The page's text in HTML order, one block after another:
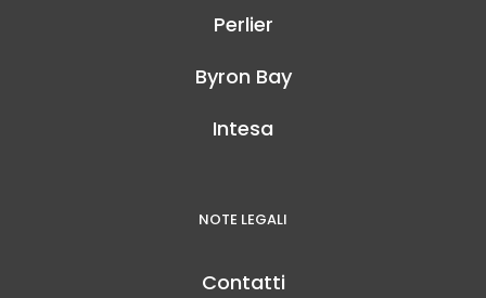
Perlier
Byron Bay
Intesa
NOTE LEGALI
Contatti